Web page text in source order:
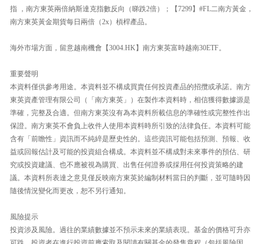
指 ，南方東英兩倍納斯達克指數反向（睇跌2倍）；【7299】#FL二南方黃金，
南方東英黃金期貨每日兩倍（2x）槓桿產品。
海外市場方面，留意越南機會【3004.HK】南方東英富時越南30ETF。
重要聲明
本資料僅供參考用途。本資料並不構成買賣任何投資產品的招攬或承諾。南方
東英資產管理有限公司（「南方東英」）在製作本資料時，相信獲得數據源是
準確，完整及合適。但南方東英沒有為本資料所載信息的準確性或完整性作出
保證。南方東英不會負上收件人使用本資料時所引致的法律負任。本資料可能
含有「前瞻性」資訊而不純綷是歷史性的。這些資訊可能包括預測、預報、收
益或回報估計及可能的投資組合構成。本資料並不構成對未來事件的預估、研
究或投資建議、也不應被視為購買、出售任何證券或採用任何投資策略的建
議。本資料所表達之意見僅反映南方東英於編制材料當日的判斷，並可隨時因
隨後情況變化而更改，恕不另行通知。
風險提示
投資涉及風險。過往的業績數據並不預示未來的業績表現。基金的價格可升亦